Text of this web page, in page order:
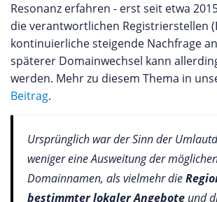
Resonanz erfahren - erst seit etwa
die verantwortlichen Registrierstellen
kontinuierliche steigende Nachfrage
späterer Domainwechsel kann
werden. Mehr zu diesem Thema in
Beitrag.
Ursprünglich war der Sinn der
weniger eine Ausweitung der
Domainnamen, als vielmehr die
bestimmter lokaler Angebote und